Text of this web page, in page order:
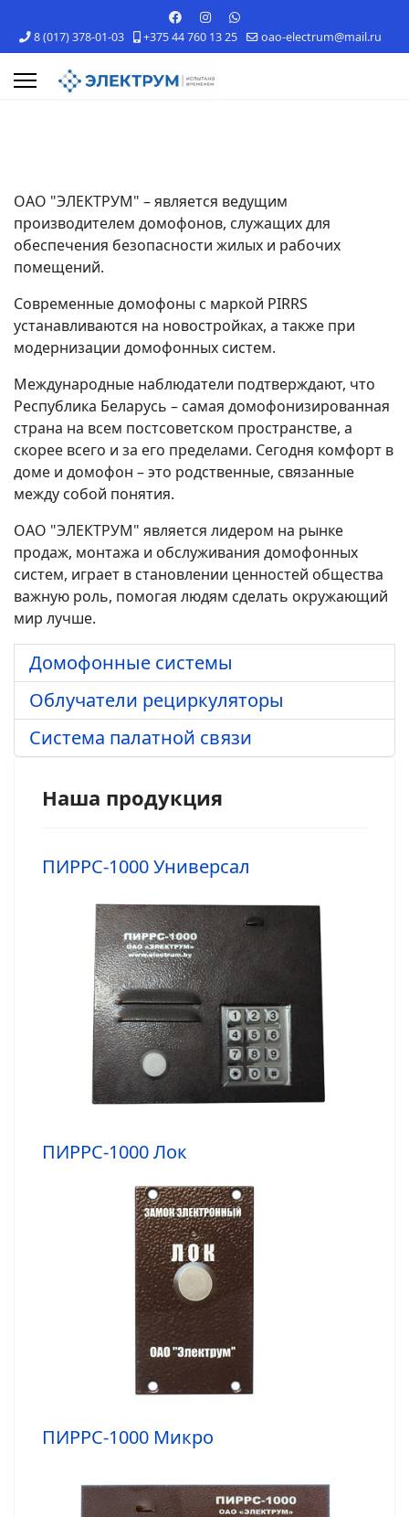
8 (017) 378-01-03 +375 44 760 13 25 oao-electrum@mail.ru
ОАО "ЭЛЕКТРУМ" – является ведущим
производителем домофонов, служащих для
обеспечения безопасности жилых и рабочих
помещений.
Современные домофоны с маркой PIRRS
устанавливаются на новостройках, а также при
модернизации домофонных систем.
Международные наблюдатели подтверждают, что
Республика Беларусь – самая домофонизированная
страна на всем постсоветском пространстве, а
скорее всего и за его пределами. Сегодня комфорт в
доме и домофон – это родственные, связанные
между собой понятия.
ОАО "ЭЛЕКТРУМ" является лидером на рынке
продаж, монтажа и обслуживания домофонных
систем, играет в становлении ценностей общества
важную роль, помогая людям сделать окружающий
мир лучше.
Домофонные системы
Облучатели рециркуляторы
Система палатной связи
Наша продукция
ПИРРС-1000 Универсал
ПИРРС-1000 Лок
ПИРРС-1000 Микро